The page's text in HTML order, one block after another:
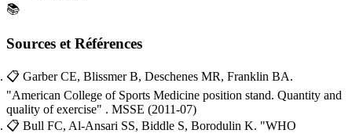
📚
Sources et Références
📋 Garber CE, Blissmer B, Deschenes MR, Franklin BA.
"American College of Sports Medicine position stand. Quantity and
quality of exercise" . MSSE (2011-07)
📋 Bull FC, Al-Ansari SS, Biddle S, Borodulin K. "WHO